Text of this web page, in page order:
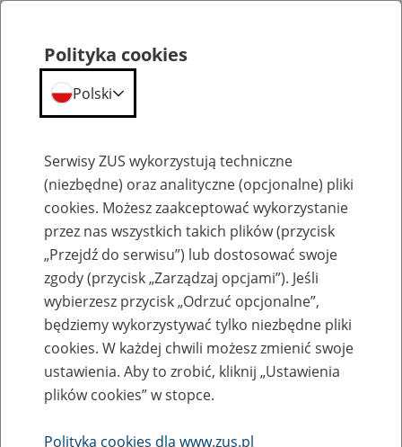
Aktualności
Od lipca nowy kod tytułu ubezpieczenia
27
Polityka cookies
Polski
Serwisy ZUS wykorzystują techniczne
(niezbędne) oraz analityczne (opcjonalne) pliki
cookies. Możesz zaakceptować wykorzystanie
przez nas wszystkich takich plików (przycisk
„Przejdź do serwisu”) lub dostosować swoje
zgody (przycisk „Zarządzaj opcjami”). Jeśli
wybierzesz przycisk „Odrzuć opcjonalne”,
będziemy wykorzystywać tylko niezbędne pliki
cookies. W każdej chwili możesz zmienić swoje
ustawienia. Aby to zrobić, kliknij „Ustawienia
plików cookies” w stopce.
Polityka cookies dla www.zus.pl